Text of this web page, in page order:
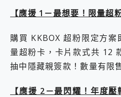
【應援 1－最想要！限量超
購買 KKBOX 超粉限定方
量超粉卡，卡片款式共 12
抽中隱藏親簽款！數量有限
【應援 2－最閃耀！年度